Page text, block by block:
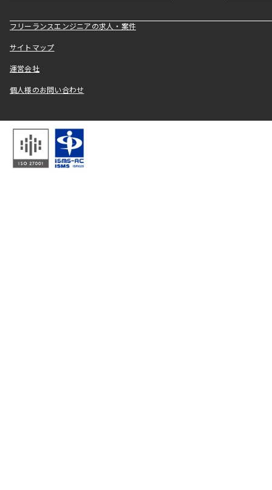
フリーランスエンジニアの求人・案件
サイトマップ
運営会社
個人様のお問い合わせ